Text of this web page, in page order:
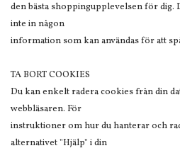
den bästa shoppingupplevelsen för dig.
inte in någon
information som kan användas för att
TA BORT COOKIES
Du kan enkelt radera cookies från din
webbläsaren. För
instruktioner om hur du hanterar och
alternativet "Hjälp" i din